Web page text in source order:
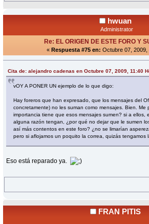
hwuan
Administrator
Re: EL ORIGEN DE ESTE FORO Y
« Respuesta #75 en: Octubre 07, 2009,
Cita de: alejandro cadenas en Octubre 07, 2009, 11:40
vOY A PONER UN ejemplo de lo que digo:
Hay foreros que han expresado, que los mensajes del
concretamente) no les suman como mensajes. Bien. Me
importancia tiene que esos mensajes sumen? si a ellos,
alguna razón tengan, ¿por qué no dejar que le sumen
así más contentos en este foro? ¿no se limarían
pero si aflojamos un poquito la correa, quizás tengamos
Eso está reparado ya.
FRAN PITIS